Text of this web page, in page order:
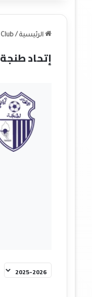
الرئيسية /
Club
إتحاد طنجة IRT